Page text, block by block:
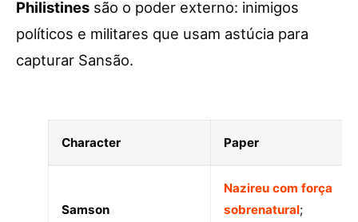
Philistines são o poder externo: inimigos
políticos e militares que usam astúcia para
capturar Sansão.
Character Paper
Samson
Nazireu com força
sobrenatural;